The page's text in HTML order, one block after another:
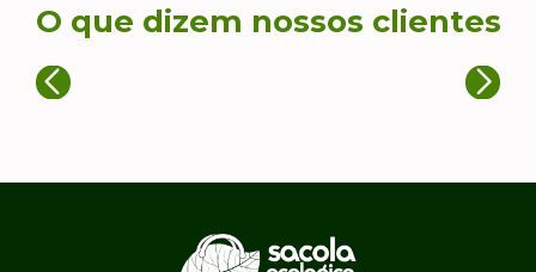
O que dizem nossos clientes